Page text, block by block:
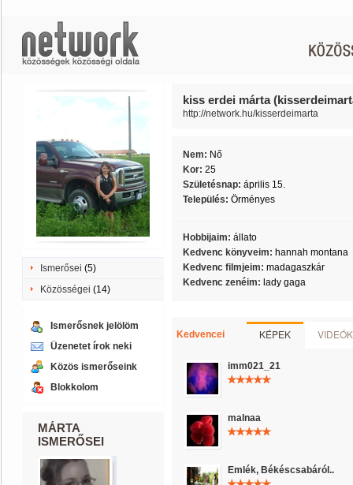
Ismerősei (5)
Közösségei (14)
Ismerősnek jelölöm
Üzenetet írok neki
Közös ismerőseink
Blokkolom
MÁRTA
ISMERŐSEI
kiss erdei márta
http://network.hu/kisserdeimarta
Nem: Nő
Kor: 25
Születésnap: április 15.
Település: Örményes
Hobbijaim: állato
Kedvenc könyveim: hannah montana
Kedvenc filmjeim: madagaszkár
Kedvenc zenéim: lady gaga
Kedvencei KÉPEK VIDEÓK
imm021_21
malnaa
Emlék, Békéscsabáról..